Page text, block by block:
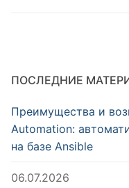
ПОСЛЕДНИЕ
Преимущества и
Automation:
на базе Ansible
06.07.2026